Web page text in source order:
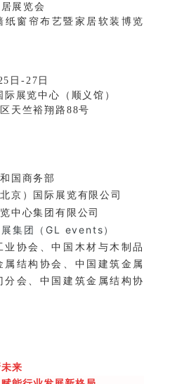
展览会
纸窗帘布艺暨家居软装博览
日-27日
展览中心（顺义馆）
天竺裕翔路 88号
国商务部
京）国际展览有限公司
中心集团有限公司
集团（GL events）
业协会、中国木材与木制品
结构协会、中国建筑金属
会、中国建筑金属结构协
来